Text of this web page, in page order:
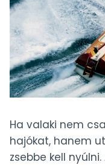
Ha valaki nem
hajókat, hanem
zsebbe kell